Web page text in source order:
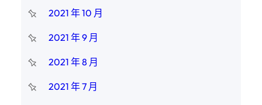
2021 年 10 月
2021 年 9 月
2021 年 8 月
2021 年 7 月